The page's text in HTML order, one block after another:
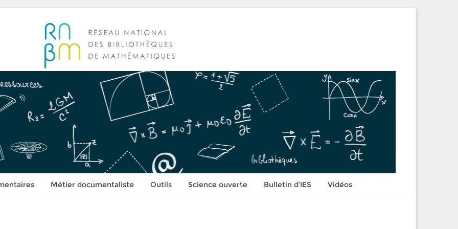
Métier documentaliste Outils Science ouverte Bulletin d’IES Vidéos